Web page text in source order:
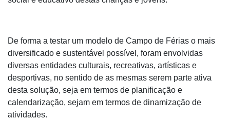
De forma a testar um modelo de Campo de Férias o mais
diversificado e sustentável possível, foram envolvidas
diversas entidades culturais, recreativas, artísticas e
desportivas, no sentido de as mesmas serem parte ativa
desta solução, seja em termos de planificação e
calendarização, sejam em termos de dinamização de
atividades.